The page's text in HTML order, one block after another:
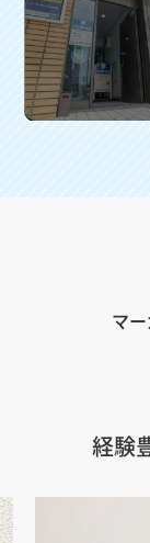
マ
経験